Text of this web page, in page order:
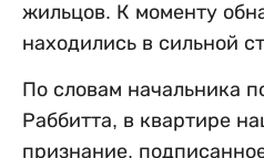
жильцов. К моменту
находились в сильной
По словам начальника
Раббитта, в квартире
признание,